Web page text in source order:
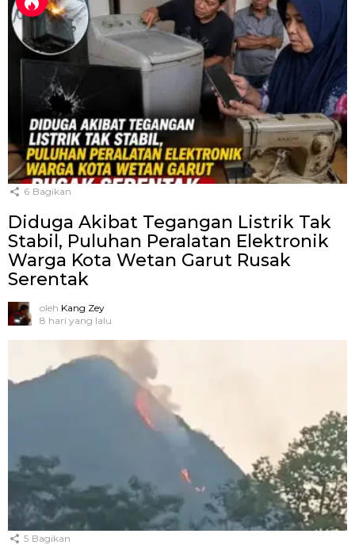
6 Bagikan
Diduga Akibat Tegangan Listrik Tak
Stabil, Puluhan Peralatan Elektronik
Warga Kota Wetan Garut Rusak
Serentak
oleh Kang Zey
8 hari yang lalu
5 Bagikan